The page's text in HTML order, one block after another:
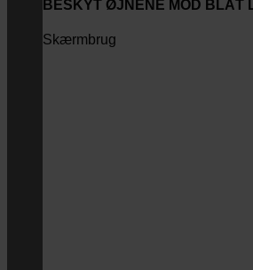
BESKYT ØJNENE MOD BLÅT
Skærmbrug